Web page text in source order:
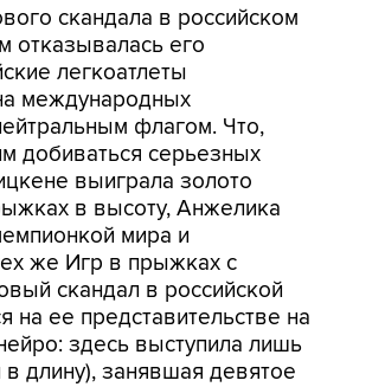
скандала в российском
отказывалась его
легкоатлеты
международных
флагом. Что,
добиваться серьезных
выиграла золото
в высоту, Анжелика
мира и
же Игр в прыжках с
скандал в российской
на ее представительстве на
здесь выступила лишь
длину), занявшая девятое